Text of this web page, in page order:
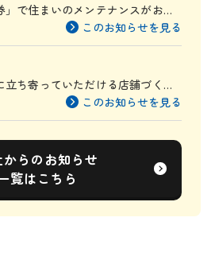
で住まいのメンテナンスがお得
このお知らせを見る
ち寄っていただける店舗づくり
このお知らせを見る
からのお知らせ
覧はこちら